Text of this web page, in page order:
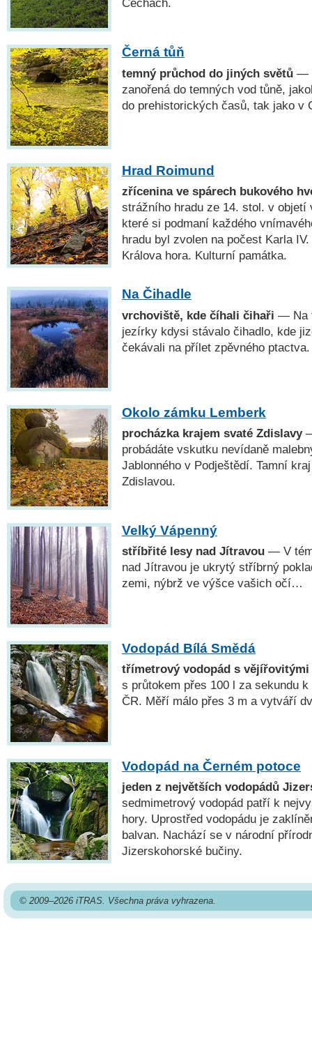
Čechách.
Černá tůň
temný průchod do jiných světů —
zanořená do temných vod tůně,
do prehistorických časů, tak jako v
Hrad Roimund
zřícenina ve spárech bukového
strážního hradu ze 14. stol. v
které si podmaní každého
hradu byl zvolen na počest Karla
Králova hora. Kulturní památka.
Na Čihadle
vrchoviště, kde číhali čihaři — Na
jezírky kdysi stávalo čihadlo, kde
čekávali na přílet zpěvného ptactva.
Okolo zámku Lemberk
procházka krajem svaté Zdislavy—
probádáte vskutku nevídaně
Jablonného v Podještědí. Tamní
Zdislavou.
Velký Vápenný
stříbřité lesy nad Jítravou — V
nad Jítravou je ukrytý stříbrný
zemi, nýbrž ve výšce vašich očí…
Vodopád Bílá Smědá
třímetrový vodopád s vějířovitými
s průtokem přes 100 l za sekundu
ČR. Měří málo přes 3 m a vytváří
Vodopád na Černém potoce
jeden z největších vodopádů
sedmimetrový vodopád patří k
hory. Uprostřed vodopádu je
balvan. Nachází se v národní
Jizerskohorské bučiny.
© 2009–2026 iTRAS. Všechna práva vyhrazena.